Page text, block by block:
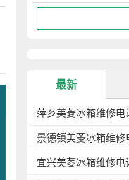
最新
萍乡美菱冰箱维修
维修点地址查询
景德镇美菱冰箱维
冰箱维修点地址查询
宜兴美菱冰箱维修